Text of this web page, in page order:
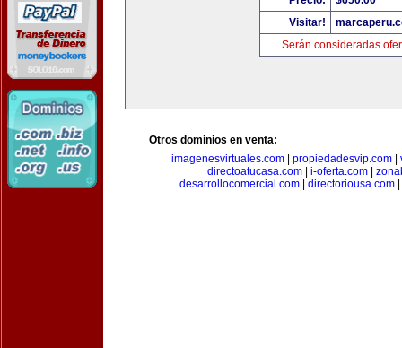
Visitar!
Serán consideradas
Otros dominios en venta:
imagenesvirtuales.com| propiedadesvip.com|
directoatucasa.com| i-oferta.com|
desarrollocomercial.com
directoriousa.com